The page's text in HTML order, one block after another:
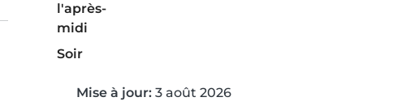
l'après-
midi
Soir
Mise à jour: 3 août 2026